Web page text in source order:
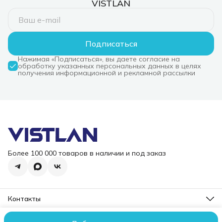
VISTLAN
Подписаться
Нажимая «Подписаться», вы даете согласие на
обработку указанных персональных данных в целях
получения информационной и рекламной рассылки
Более 100 000 товаров в наличии и под заказ
Контакты
Режим работы